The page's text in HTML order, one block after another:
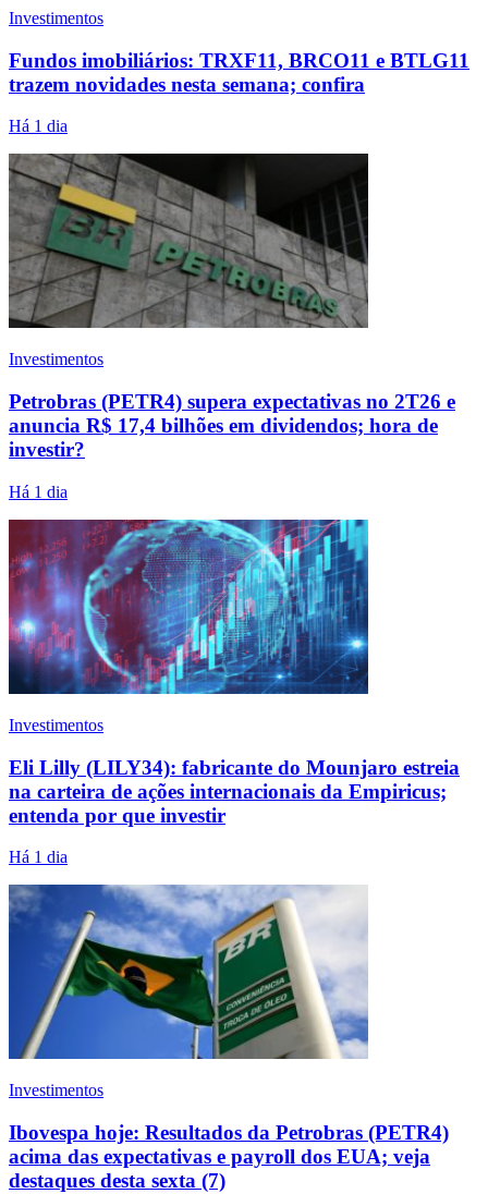
Investimentos
Fundos imobiliários: TRXF11, BRCO11 e BTLG11
trazem novidades nesta semana; confira
Há 1 dia
Investimentos
Petrobras (PETR4) supera expectativas no 2T26 e
anuncia R$ 17,4 bilhões em dividendos; hora de
investir?
Há 1 dia
Investimentos
Eli Lilly (LILY34): fabricante do Mounjaro estreia
na carteira de ações internacionais da Empiricus;
entenda por que investir
Há 1 dia
Investimentos
Ibovespa hoje: Resultados da Petrobras (PETR4)
acima das expectativas e payroll dos EUA; veja
destaques desta sexta (7)